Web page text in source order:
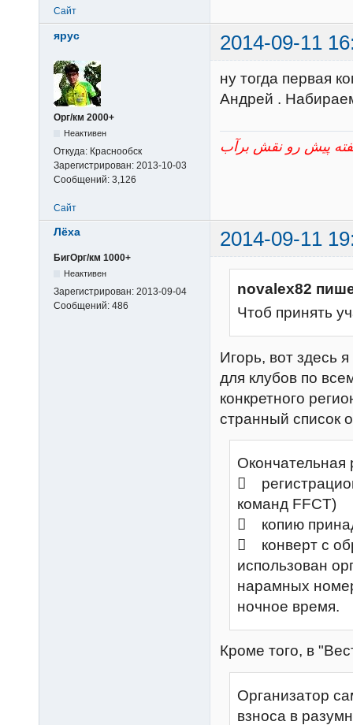
Сайт
ярус 2014-09-11
Орг/км 2000+
Неактивен
Откуда: Краснообск
Зарегистрирован: 2013-10-03
Сообщений: 3,126
ну тогда первая
Андрей .
Сайт
Лёха 2014-09-11
БигОрг/км 1000+
Неактивен
Зарегистрирован: 2013-09-04
Сообщений: 486
novalex82
Чтоб принять
Игорь, вот здесь
для клубов по
конкретного
странный список
Окончательная

команд FFCT)
 копию
 конверт с
использован
нарамных
ночное время.
Кроме того, в
Организатор
взноса в